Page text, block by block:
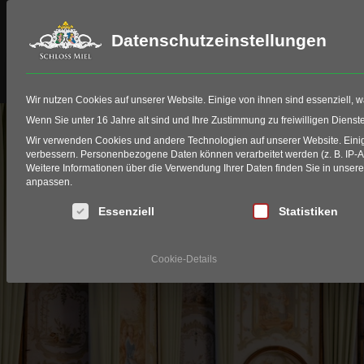
HIO Fitting Schloss Miel Golf
Datenschutzeinstellungen
Wir nutzen Cookies auf unserer Website. Einige von ihnen sind essenziell,
Wenn Sie unter 16 Jahre alt sind und Ihre Zustimmung zu freiwilligen
Wir verwenden Cookies und andere Technologien auf unserer Website.
verbessern. Personenbezogene Daten können verarbeitet werden (z. B.
Weitere Informationen über die Verwendung Ihrer Daten finden Sie in
anpassen.
Es folgt eine Liste der Service-Gruppen, für die eine
Essenziell Statistiken
Cookie-Details